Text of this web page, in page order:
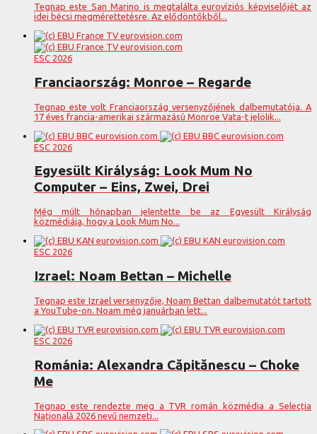
Tegnap este San Marino is megtalálta eurovíziós képviselőjét az
idei bécsi megmérettetésre. Az elődöntőkből...
ESC 2026
Franciaország: Monroe – Regarde
Tegnap este volt Franciaország versenyzőjének dalbemutatója. A
17 éves francia-amerikai származású Monroe Vata-t jelölik...
ESC 2026
Egyesült Királyság: Look Mum No
Computer – Eins, Zwei, Drei
Még múlt hónapban jelentette be az Egyesült Királyság
közmédiája, hogy a Look Mum No...
ESC 2026
Izrael: Noam Bettan – Michelle
Tegnap este Izrael versenyzője, Noam Bettan dalbemutatót tartott
a YouTube-on. Noam még januárban lett...
ESC 2026
Románia: Alexandra Căpitănescu – Choke
Me
Tegnap este rendezte meg a TVR román közmédia a Selecția
Națională 2026 nevű nemzeti...